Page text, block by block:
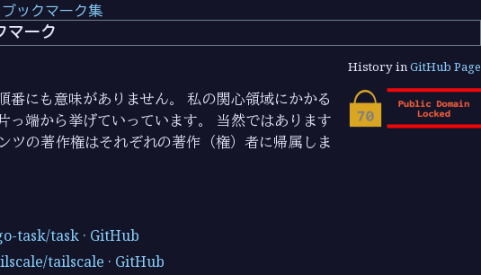
ブックマーク集
マーク
History inGitHub Page
番にも意味がありません。 私の関心領域にかかる
っ端から挙げていっています。 当然ではあります
ツの著作権はそれぞれの著作（権）者に帰属しま
task/task · GitHub
tailscale · GitHub